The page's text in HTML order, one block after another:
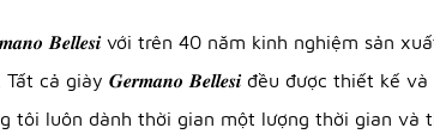
𝑩𝒆𝒍𝒍𝒆𝒔𝒊 với trên 40 năm kinh nghiệm sản
cả giày 𝑮𝒆𝒓𝒎𝒂𝒏𝒐 𝑩𝒆𝒍𝒍𝒆𝒔𝒊 đều được thiết kế
tôi luôn dành thời gian một lượng thời gian